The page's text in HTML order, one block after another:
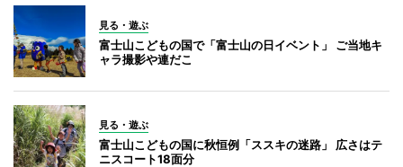
見る・遊ぶ
富士山こどもの国で「富士山の日イベント」 ご当地キ
ャラ撮影や連だこ
見る・遊ぶ
富士山こどもの国に秋恒例「ススキの迷路」 広さはテ
ニスコート18面分